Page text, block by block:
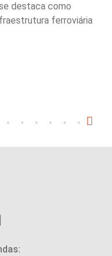
destaca como
ferroviária